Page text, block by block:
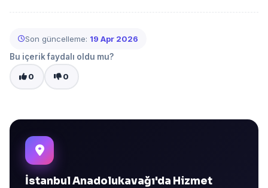
Son güncelleme: 19 Apr 2026
Bu içerik faydalı oldu mu?
0 0
İstanbul Anadolukavağı'da Hizmet